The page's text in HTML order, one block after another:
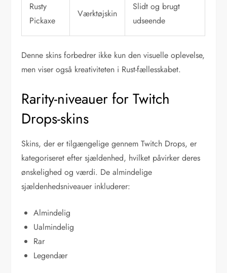
Rusty
Pickaxe
Værktøjskin
Slidt og brugt
udseende
Denne skins forbedrer ikke kun den visuelle oplevelse,
men viser også kreativiteten i Rust-fællesskabet.
Rarity-niveauer for Twitch
Drops-skins
Skins, der er tilgængelige gennem Twitch Drops, er
kategoriseret efter sjældenhed, hvilket påvirker deres
ønskelighed og værdi. De almindelige
sjældenhedsniveauer inkluderer:
Almindelig
Ualmindelig
Rar
Legendær